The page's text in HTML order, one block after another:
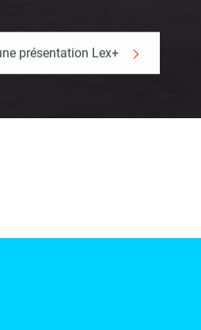
présentation Lex+